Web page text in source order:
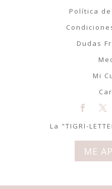
Política
Dudas
Mi
La "TIGRI-
ME